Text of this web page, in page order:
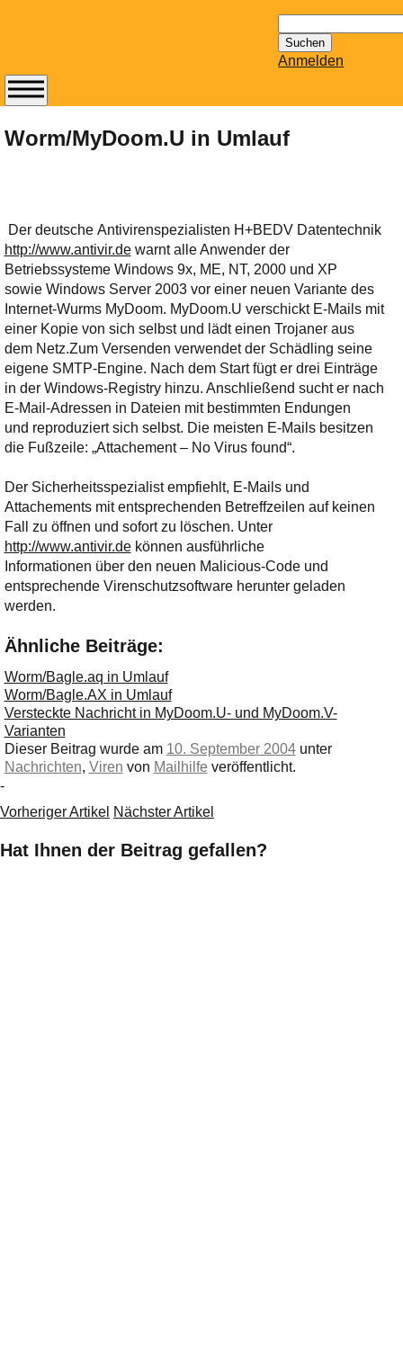
nach:
Anmelden
Worm/MyDoom.U in Umlauf
Der deutsche Antivirenspezialisten H+BEDV Datentechnik
http://www.antivir.dewarnt alle Anwender der
Betriebssysteme Windows 9x, ME, NT, 2000 und XP
sowie Windows Server 2003 vor einer neuen Variante des
Internet-Wurms MyDoom. MyDoom.U verschickt E-Mails mit
einer Kopie von sich selbst und lädt einen Trojaner aus
dem Netz.Zum Versenden verwendet der Schädling seine
eigene SMTP-Engine. Nach dem Start fügt er drei Einträge
in der Windows-Registry hinzu. Anschließend sucht er nach
E-Mail-Adressen in Dateien mit bestimmten Endungen
und reproduziert sich selbst. Die meisten E-Mails besitzen
die Fußzeile: „Attachement – No Virus found“.
Der Sicherheitsspezialist empfiehlt, E-Mails und
Attachements mit entsprechenden Betreffzeilen auf keinen
Fall zu öffnen und sofort zu löschen. Unter
http://www.antivir.dekönnen ausführliche
Informationen über den neuen Malicious-Code und
entsprechende Virenschutzsoftware herunter geladen
werden.
Ähnliche Beiträge:
Worm/Bagle.aq in Umlauf
Worm/Bagle.AX in Umlauf
Versteckte Nachricht in MyDoom.U- und MyDoom.V-
Varianten
Dieser Beitrag wurde am 10. September 2004unter
Nachrichten, Viren von Mailhilfe veröffentlicht.
-
Vorheriger Artikel Nächster Artikel
Hat Ihnen der Beitrag gefallen?
Abonnieren Sie den
14-tägig
erscheinenden
Der ständig aktuelle
Tipps zu Thema
Email für Sie
bereithält!
Wie z.B. Outlook,
GMail, Thunderbird
oder auch
KuNoMail, usw.
Ihre E-Mail
Adresse:
E-Mail
E-Mail bestätigen